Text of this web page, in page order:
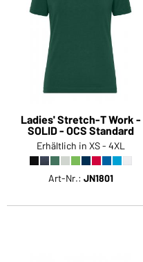
Ladies' Stretch-T Work -
SOLID - OCS Standard
Erhältlich in XS - 4XL
Art-Nr.: JN1801